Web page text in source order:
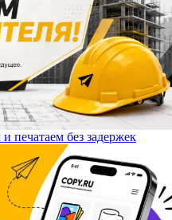
печатаем без задержек